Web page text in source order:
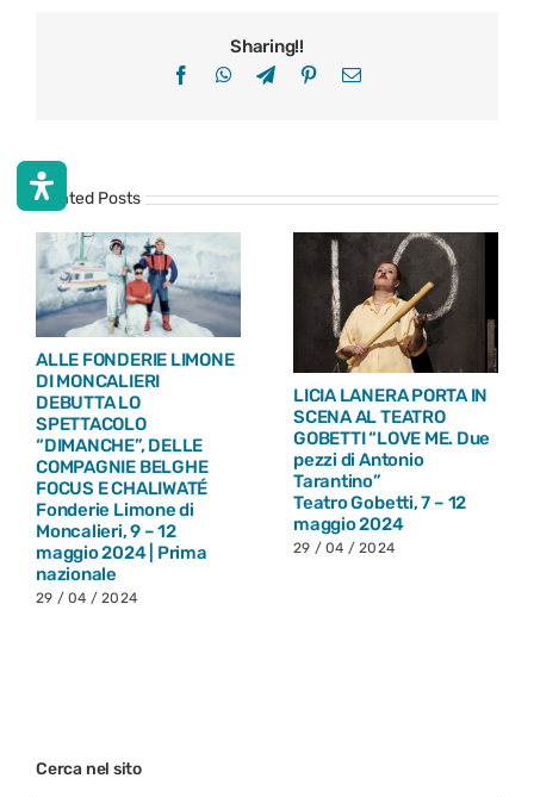
Sharing!!
FacebookWhatsApp
TelegramPinterestEmail
Related Posts
ALLE FONDERIE LIMONE
DI MONCALIERI
DEBUTTA LO
SPETTACOLO
“DIMANCHE”, DELLE
COMPAGNIE BELGHE
FOCUS E CHALIWATÉ
Fonderie Limone di
Moncalieri, 9 – 12
maggio 2024 | Prima
nazionale
29 / 04 / 2024
LICIA LANERA PORTA IN
SCENA AL TEATRO
GOBETTI “LOVE ME. Due
pezzi di Antonio
Tarantino”
Teatro Gobetti, 7 – 12
maggio 2024
29 / 04 / 2024
Cerca nel sito